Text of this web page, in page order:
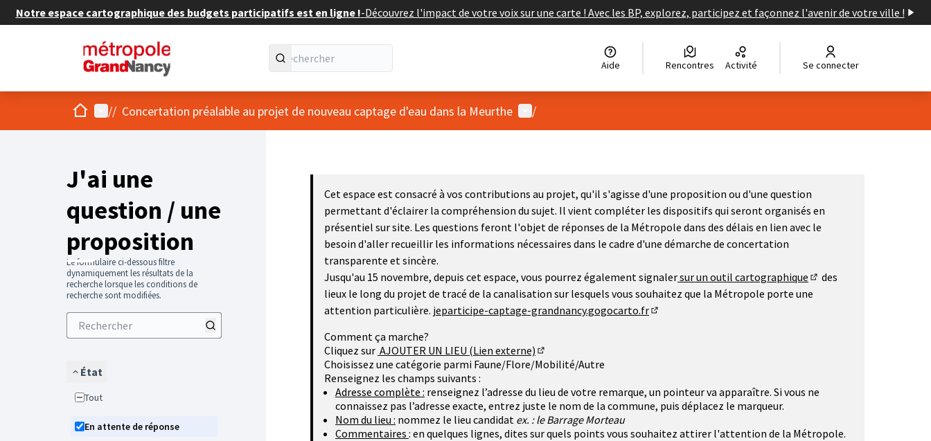
Notre espace cartographique des budgets participatifs est en ligne !-Découvrez l'impact de votre voix sur une carte ! Avec les BP, explorez, participez et façonnez l'avenir de votre ville !
Aide Rencontres Activité Se connecter
AccueilMenu principal
// Concertation préalable au projet de nouveau captage d'eau dans la Meurthe Menu utilisateur
/
J'ai une
question / une
proposition
Le formulaire ci-dessous filtre
dynamiquement les résultats de la
recherche lorsque les conditions de
recherche sont modifiées.
État
Tout
En attente de réponse
Cet espace est consacré à vos contributions au projet, qu'il s'agisse d'une proposition ou d'une question
permettant d'éclairer la compréhension du sujet. Il vient compléter les dispositifs qui seront organisés en
présentiel sur site. Les questions feront l'objet de réponses de la Métropole dans des délais en lien avec le
besoin d'aller recueillir les informations nécessaires dans le cadre d'une démarche de concertation
transparente et sincère.
Jusqu'au 15 novembre, depuis cet espace, vous pourrez également signalersur un outil cartographique
(Lien externe)
des
lieux le long du projet de tracé de la canalisation sur lesquels vous souhaitez que la Métropole porte une
attention particulière. jeparticipe-captage-grandnancy.gogocarto.fr
Comment ça marche?
Cliquez sur AJOUTER UN LIEU (Lien externe)
(Lien externe)
Choisissez une catégorie parmi Faune/Flore/Mobilité/Autre
Renseignez les champs suivants :
Adresse complète : renseignez l’adresse du lieu de votre remarque, un pointeur va apparaître. Si vous ne
connaissez pas l’adresse exacte, entrez juste le nom de la commune, puis déplacez le marqueur.
Nom du lieu : nommez le lieu candidat ex. : le Barrage Morteau
Commentaires : en quelques lignes, dites sur quels points vous souhaitez attirer l'attention de la Métropole.